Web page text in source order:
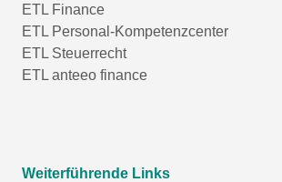
ETL Finance
ETL Personal-Kompetenzcenter
ETL Steuerrecht
ETL anteeo finance
Weiterführende Links